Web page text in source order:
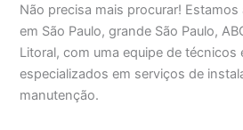
Não precisa mais procurar!
em São Paulo, grande São Paulo,
Litoral, com uma equipe de técnicos
especializados em serviços de
manutenção.